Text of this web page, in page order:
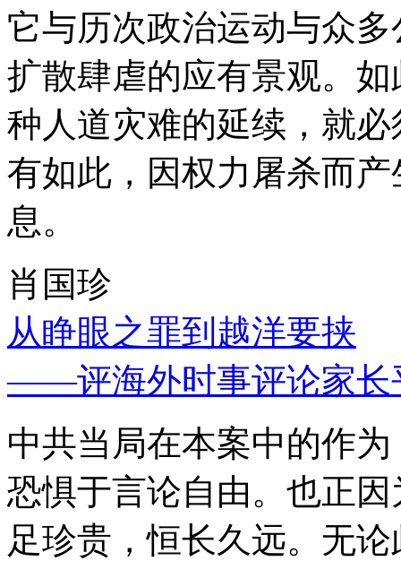
它与历次政治运动与众
扩散肆虐的应有景观。
种人道灾难的延续，就
有如此，因权力屠杀而
息。
肖国珍
从睁眼之罪到越洋要挟
——评海外时事评论家长
中共当局在本案中的作
恐惧于言论自由。也正
足珍贵，恒长久远。无